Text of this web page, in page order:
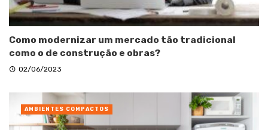
Como modernizar um mercado tão tradicional
como o de construção e obras?
02/06/2023
AMBIENTES COMPACTOS